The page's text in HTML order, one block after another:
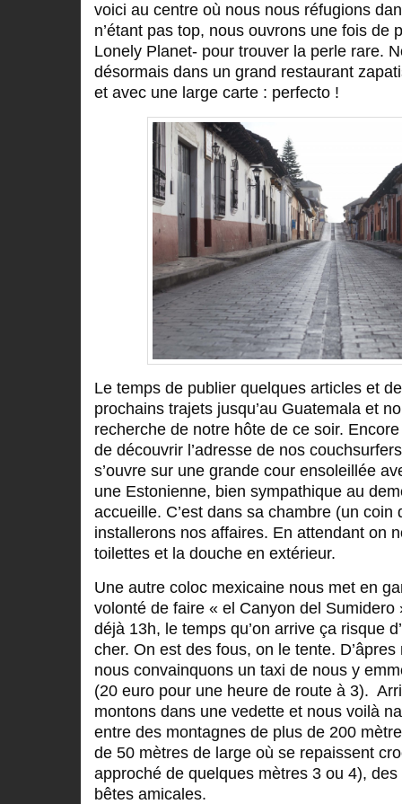
voici au centre où nous nous réfugions
n’étant pas top, nous ouvrons une fois de
Lonely Planet- pour trouver la perle rare.
désormais dans un grand restaurant
et avec une large carte : perfecto !
Le temps de publier quelques articles et
prochains trajets jusqu’au Guatemala et
recherche de notre hôte de ce soir.
de découvrir l’adresse de nos
s’ouvre sur une grande cour ensoleillée
une Estonienne, bien sympathique au
accueille. C’est dans sa chambre (un coin
installerons nos affaires. En attendant on
toilettes et la douche en extérieur.
Une autre coloc mexicaine nous met en
volonté de faire « el Canyon del Sumidero
déjà 13h, le temps qu’on arrive ça risque
cher. On est des fous, on le tente.
nous convainquons un taxi de nous y
(20 euro pour une heure de route à 3).
montons dans une vedette et nous voilà
entre des montagnes de plus de 200
de 50 mètres de large où se repaissent
approché de quelques mètres 3 ou 4),
bêtes amicales.